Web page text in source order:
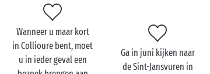
tussentijd kunt u met zijn tweeën genieten van een
cocktail in de bar van de camping
Wanneer u maar kort
in Collioure bent, moet
u in ieder geval een
Ga in juni kijken naar
de Sint-Jansvuren in